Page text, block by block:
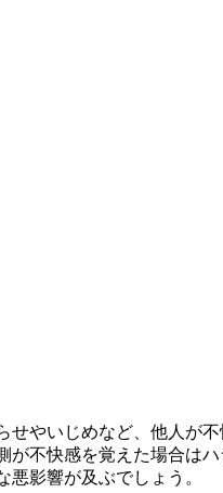
せやいじめなど、他人が
が不快感を覚えた場合は
悪影響が及ぶでしょう。